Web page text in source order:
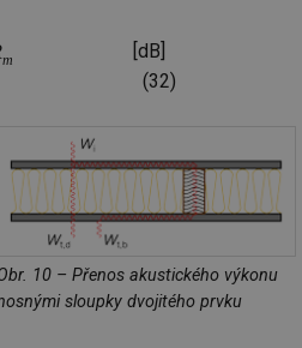
m
[dB]
(32)
10 – Přenos akustického výkonu
sloupky dvojitého prvku
Výkonové soubory
Funkční soubory
soubory
cookie umožňují základní
jako je přihlášení
Webové stránky nelze bez